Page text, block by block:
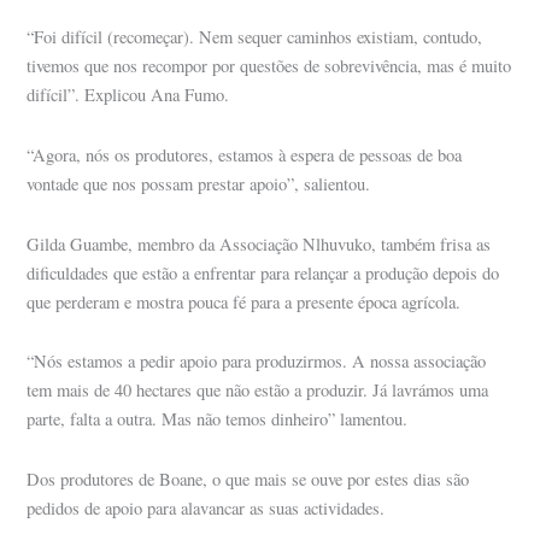
“Foi difícil (recomeçar). Nem sequer caminhos existiam, contudo,
tivemos que nos recompor por questões de sobrevivência, mas é muito
difícil”. Explicou Ana Fumo.
“Agora, nós os produtores, estamos à espera de pessoas de boa
vontade que nos possam prestar apoio”, salientou.
Gilda Guambe, membro da Associação Nlhuvuko, também frisa as
dificuldades que estão a enfrentar para relançar a produção depois do
que perderam e mostra pouca fé para a presente época agrícola.
“Nós estamos a pedir apoio para produzirmos. A nossa associação
tem mais de 40 hectares que não estão a produzir. Já lavrámos uma
parte, falta a outra. Mas não temos dinheiro” lamentou.
Dos produtores de Boane, o que mais se ouve por estes dias são
pedidos de apoio para alavancar as suas actividades.